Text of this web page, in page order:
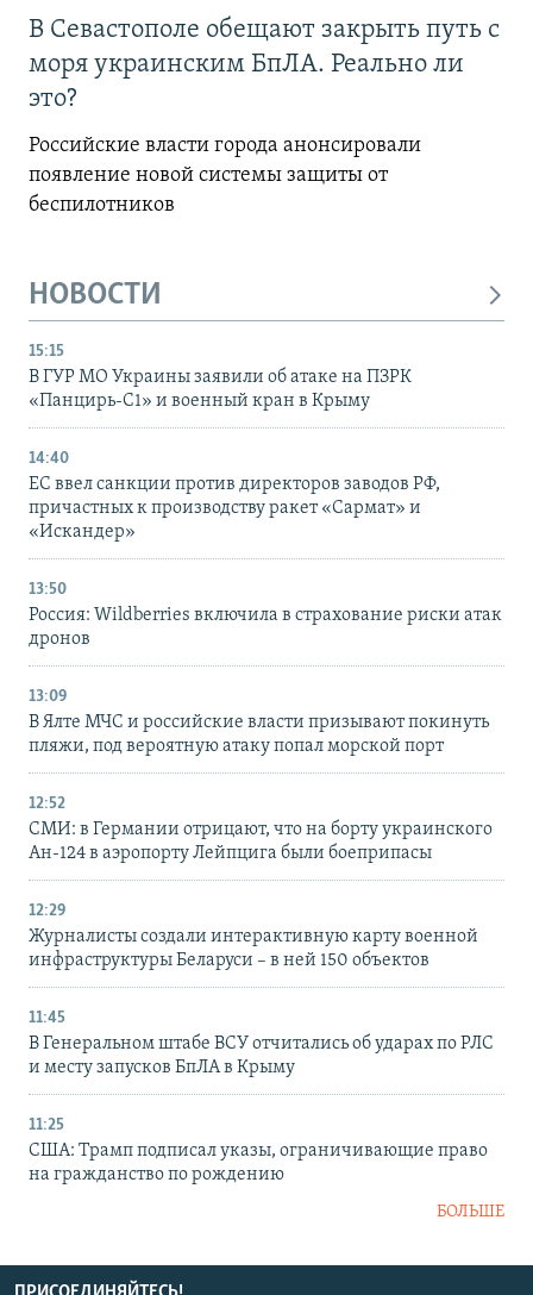
В Севастополе обещают закрыть путь с
моря украинским БпЛА. Реально ли
это?
Российские власти города анонсировали
появление новой системы защиты от
беспилотников
НОВОСТИ
15:15
В ГУР МО Украины заявили об атаке на ПЗРК
«Панцирь-С1» и военный кран в Крыму
14:40
ЕС ввел санкции против директоров заводов РФ,
причастных к производству ракет «Сармат» и
«Искандер»
13:50
Россия: Wildberries включила в страхование риски атак
дронов
13:09
В Ялте МЧС и российские власти призывают покинуть
пляжи, под вероятную атаку попал морской порт
12:52
СМИ: в Германии отрицают, что на борту украинского
Ан-124 в аэропорту Лейпцига были боеприпасы
12:29
Журналисты создали интерактивную карту военной
инфраструктуры Беларуси – в ней 150 объектов
11:45
В Генеральном штабе ВСУ отчитались об ударах по РЛС
и месту запусков БпЛА в Крыму
11:25
США: Трамп подписал указы, ограничивающие право
на гражданство по рождению
БОЛЬШЕ